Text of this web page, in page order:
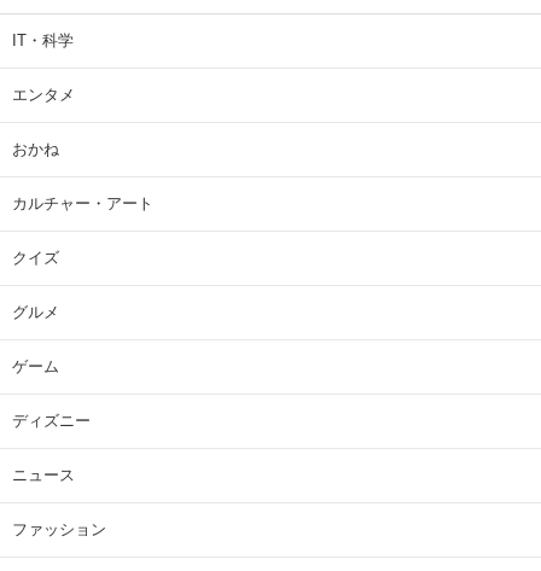
IT・科学
エンタメ
おかね
カルチャー・アート
クイズ
グルメ
ゲーム
ディズニー
ニュース
ファッション